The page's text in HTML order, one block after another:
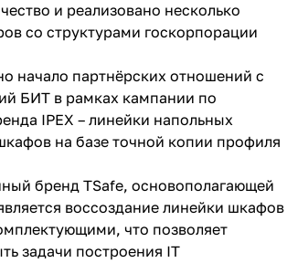
и реализовано несколько
со структурами госкорпорации
начало партнёрских отношений с
БИТ в рамках кампании по
IPEX – линейки напольных
на базе точной копии профиля
бренд TSafe, основополагающей
воссоздание линейки шкафов
что позволяет
задачи построения IT